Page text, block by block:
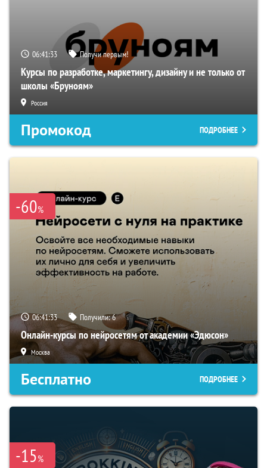
06:41:32 Получи первым!
Курсы по разработке, маркетингу, дизайну и не только от
школы «Бруноям»
Россия
Промокод ПОДРОБНЕЕ
-60%
06:41:32 Получили:6
Онлайн-курсы по нейросетям от академии «Эдюсон»
Москва
Бесплатно ПОДРОБНЕЕ
-15%